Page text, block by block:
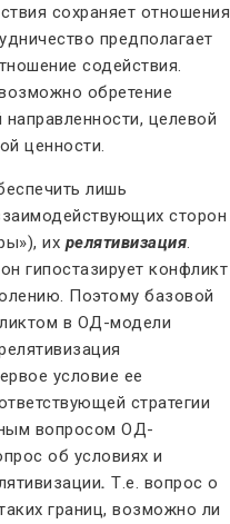
сохраняет отношения
предполагает
содействия.
обретение
целевой
ценности.
лишь
сторон
их релятивизация.
гипостазирует конфликт
Поэтому базовой
в ОД-модели
условие ее
стратегии
вопросом ОД-
об условиях и
. Т.е. вопрос о
границ, возможно ли